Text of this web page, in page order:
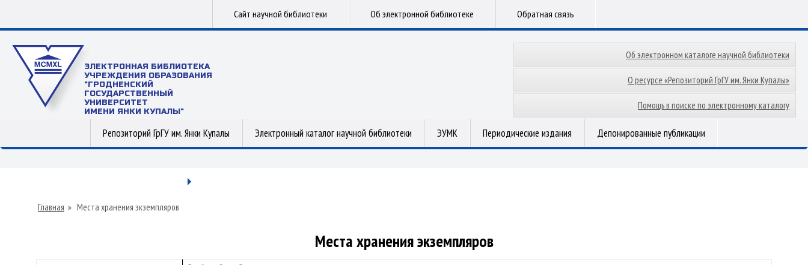
Сайт научной библиотеки Об электронной библиотеке Обратная связь
ЭЛЕКТРОННАЯ БИБЛИОТЕКА
УЧРЕЖДЕНИЯ ОБРАЗОВАНИЯ
"ГРОДНЕНСКИЙ
ГОСУДАРСТВЕННЫЙ
УНИВЕРСИТЕТ
ИМЕНИ ЯНКИ КУПАЛЫ"
Об электронном каталоге научной библиотеки
О ресурсе «Репозиторий ГрГУ им. Янки Купалы»
Помощь в поиске по электронному каталогу
Репозиторий ГрГУ им. Янки Купалы Электронный каталог научной библиотеки ЭУМК Периодические издания Депонированные публикации
Главная » Места хранения экземпляров
Места хранения экземпляров